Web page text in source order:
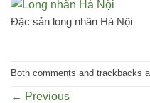
Đặc sản long nhãn Hà Nội
Both comments and trackbacks
← Previous